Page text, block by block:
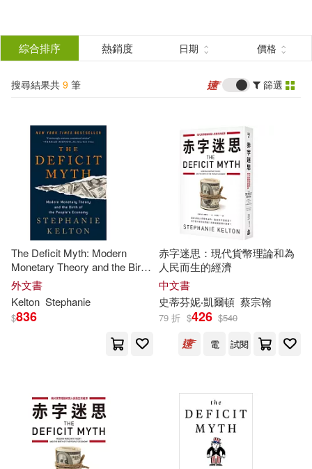
結
分類 (單選)
所有商品(9) 圖書(8)
電子書(1)
作者 (可複選)
Kelton(4) Stephanie(4)
史蒂芬妮‧凱爾頓(3)
Stephanie (FRW)(1)
Stephanie Kelton(1)
綜合排序 熱銷度 日期 價格
搜尋結果共 9 筆 篩選
The Deficit Myth: Modern
Monetary Theory and the Birth
of the People’’s Economy
外文書
Kelton Stephanie
$836
赤字迷思：現代貨幣理論和為
人民而生的經濟
中文書
史蒂芬妮‧凱爾頓 蔡宗翰
79 折 $426 $540
電
試閱